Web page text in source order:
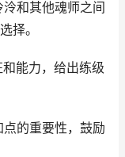
和其他魂师之间
择。
能力，给出练级
的重要性，鼓励